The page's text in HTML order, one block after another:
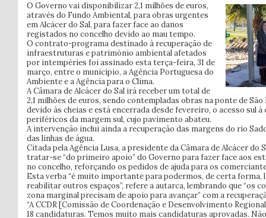
O Governo vai disponibilizar 2,1 milhões de euros,
através do Fundo Ambiental, para obras urgentes
em Alcácer do Sal, para fazer face ao danos
registados no concelho devido ao mau tempo.
O contrato-programa destinado à recuperação de
infraestruturas e património ambiental afetados
por intempéries foi assinado esta terça-feira, 31 de
março, entre o município, a Agência Portuguesa do
Ambiente e a Agência para o Clima.
A Câmara de Alcácer do Sal irá receber um total de
2,1 milhões de euros, sendo contempladas obras na ponte de
devido às cheias e está encerrada desde fevereiro, o acesso sul
periféricos da margem sul, cujo pavimento abateu.
A intervenção inclui ainda a recuperação das margens do rio
das linhas de água.
Citada pela Agência Lusa, a presidente da Câmara de Alcácer do
tratar-se “do primeiro apoio” do Governo para fazer face aos
no concelho, reforçando os pedidos de ajuda para os
Esta verba “é muito importante para podermos, de certa
reabilitar outros espaços”, refere a autarca, lembrando que “os
zona marginal precisam de apoio para avançar” com a
“A CCDR [Comissão de Coordenação e Desenvolvimento
18 candidaturas. Temos muito mais candidaturas aprovadas.